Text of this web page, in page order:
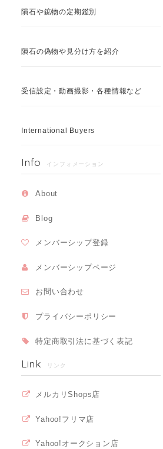
隕石や鉱物の定期鑑別
隕石の偽物や見分け方を紹介
受信設定・動画撮影・各種情報など
International Buyers
Info インフォメーション
About
Blog
メンバーシップ登録
メンバーシップページ
お問い合わせ
プライバシーポリシー
特定商取引法に基づく表記
Link リンク
メルカリShops店
Yahoo!フリマ店
Yahoo!オークション店